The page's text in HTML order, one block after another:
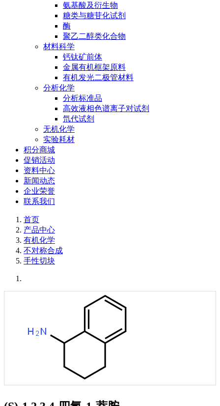
氨基酸及衍生物
糖类与糖苷化试剂
酶
聚乙二醇类化合物
材料科学
钙钛矿前体
金属有机框架原料
有机发光二极管材料
分析化学
分析标准品
高效液相色谱离子对试剂
氘代试剂
无机化学
实验耗材
积分商城
促销活动
资料中心
新闻动态
企业荣誉
联系我们
首页
产品中心
有机化学
不对称合成
手性切块